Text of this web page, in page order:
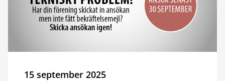
15 september 2025